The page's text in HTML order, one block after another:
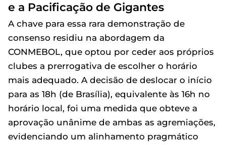
e a Pacificação de Gigantes
A chave para essa rara demonstração de
consenso residiu na abordagem da
CONMEBOL, que optou por ceder aos próprios
clubes a prerrogativa de escolher o horário
mais adequado. A decisão de deslocar o início
para as 18h (de Brasília), equivalente às 16h no
horário local, foi uma medida que obteve a
aprovação unânime de ambas as agremiações,
evidenciando um alinhamento pragmático